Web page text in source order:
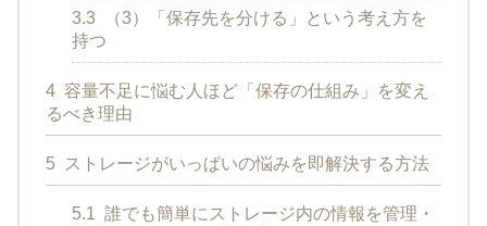
3.3
（3）「保存先を分ける」という考え方を
持つ
4 容量不足に悩む人ほど「保存の仕組み」を変え
るべき理由
5 ストレージがいっぱいの悩みを即解決する方法
5.1 誰でも簡単にストレージ内の情報を管理・